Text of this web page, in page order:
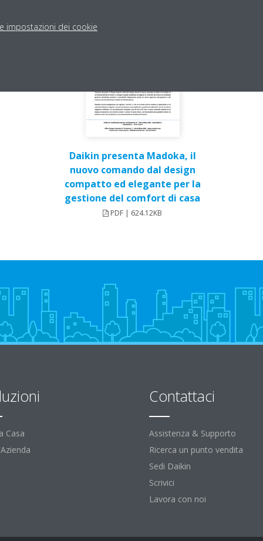
Daikin presenta Madoka, il
nuovo comando dal design
compatto ed elegante per la
gestione del comfort di casa
PDF | 624.12KB
Casa
Contattaci
Assistenza & Supporto
Ricerca un punto vendita
Sedi Daikin
Scrivici
Lavora con noi
impostazioni dei cookie